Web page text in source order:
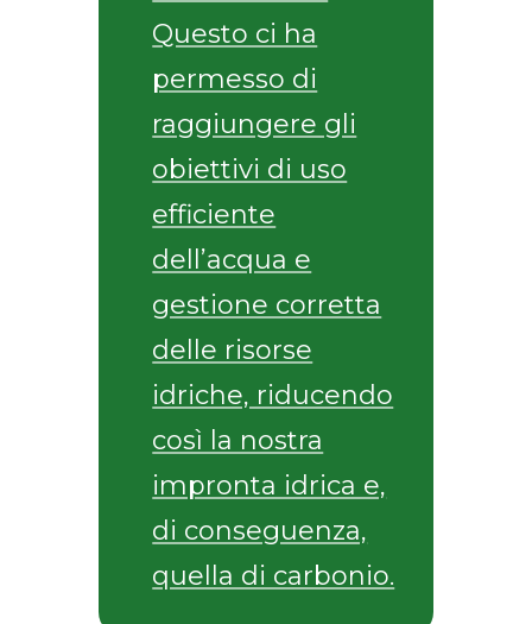
Questo ci ha
permesso di
raggiungere gli
obiettivi di uso
efficiente
dell’acqua e
gestione corretta
delle risorse
idriche, riducendo
così la nostra
impronta idrica e,
di conseguenza,
quella di carbonio.